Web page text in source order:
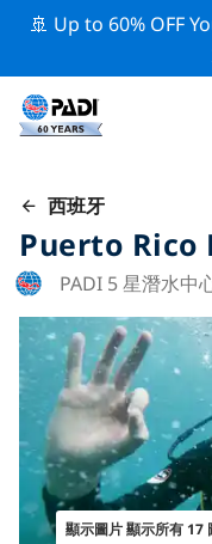
🚢 Up to 60% OFF
西班牙
Puerto
PADI 5 星潛水中
顯示圖片 顯示所有 17